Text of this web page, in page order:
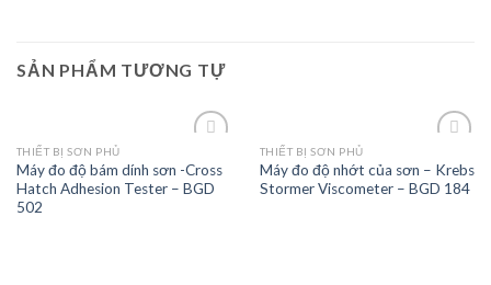
SẢN PHẨM TƯƠNG TỰ
Add to
THIẾT BỊ SƠN PHỦ
Máy đo độ bám dính sơn -Cross
Hatch Adhesion Tester – BGD
502
Add to
THIẾT BỊ SƠN PHỦ
Máy đo độ nhớt của sơn – Krebs
Stormer Viscometer – BGD 184